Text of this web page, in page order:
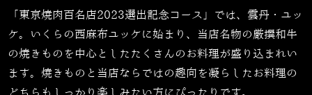
「東京焼肉百名店2023選出記念コース」では、雲丹・ユッ
ケ。いくらの西麻布ユッケに始まり、当店名物の厳撰和牛
の焼きものを中心としたたくさんのお料理が盛り込まれい
ます。焼きものと当店ならではの趣向を凝らしたお料理の